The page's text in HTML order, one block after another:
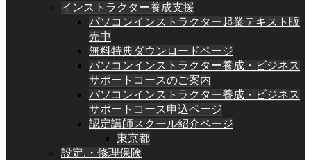
インストラクター養成支援
パソコンインストラクター起業テキスト販
売中
無料特典ダウンロードページ
パソコンインストラクター養成・ビジネス
サポートコースのご案内
パソコンインストラクター養成・ビジネス
サポートコース申込ページ
認定講師スクール紹介ページ
東京都
設定.・修理保険